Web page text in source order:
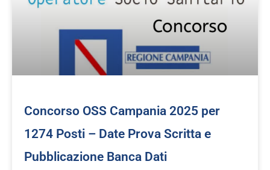
Concorso OSS Campania 2025 per
1274 Posti – Date Prova Scritta e
Pubblicazione Banca Dati